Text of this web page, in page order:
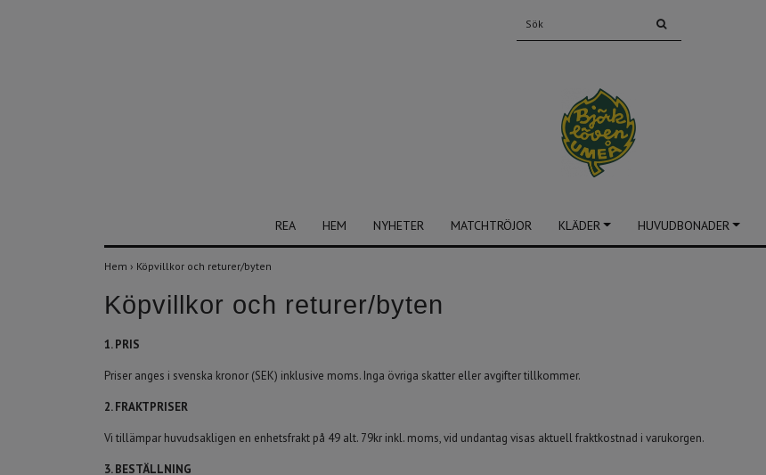
REA HEM NYHETER MATCHTRÖJOR KLÄDER HUVUDBONADER
Hem › Köpvillkor och returer/byten
Köpvillkor och returer/byten
1. PRIS
Priser anges i svenska kronor (SEK) inklusive moms. Inga övriga skatter eller avgifter tillkommer.
2. FRAKTPRISER
Vi tillämpar huvudsakligen en enhetsfrakt på 49 alt. 79kr inkl. moms, vid undantag visas aktuell fraktkostnad i varukorgen.
3. BESTÄLLNING